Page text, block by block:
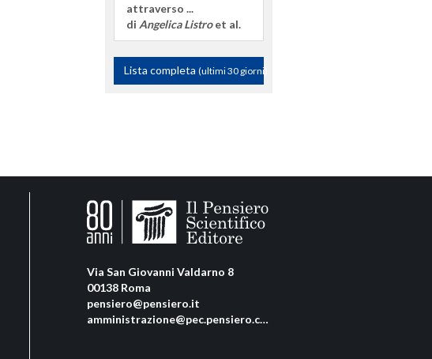
attraverso ...
di Angelica Listroet al.
Lista completa (ultimi 30 giorni)
Via San Giovanni Valdarno 8
00138 Roma
pensiero@pensiero.it
amministrazione@pec.pensiero.com